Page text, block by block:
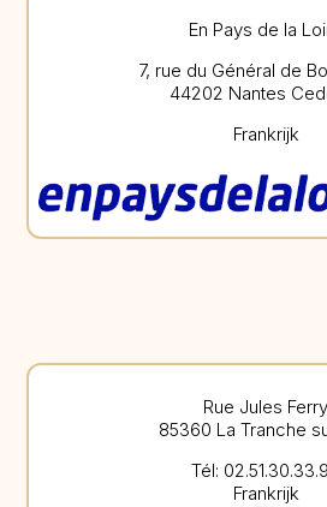
En Pays de la
7, rue du Général de
44202 Nantes
Frankrijk
Rue Jules Ferry
85360 La Tranche
Tél:
Frankrijk